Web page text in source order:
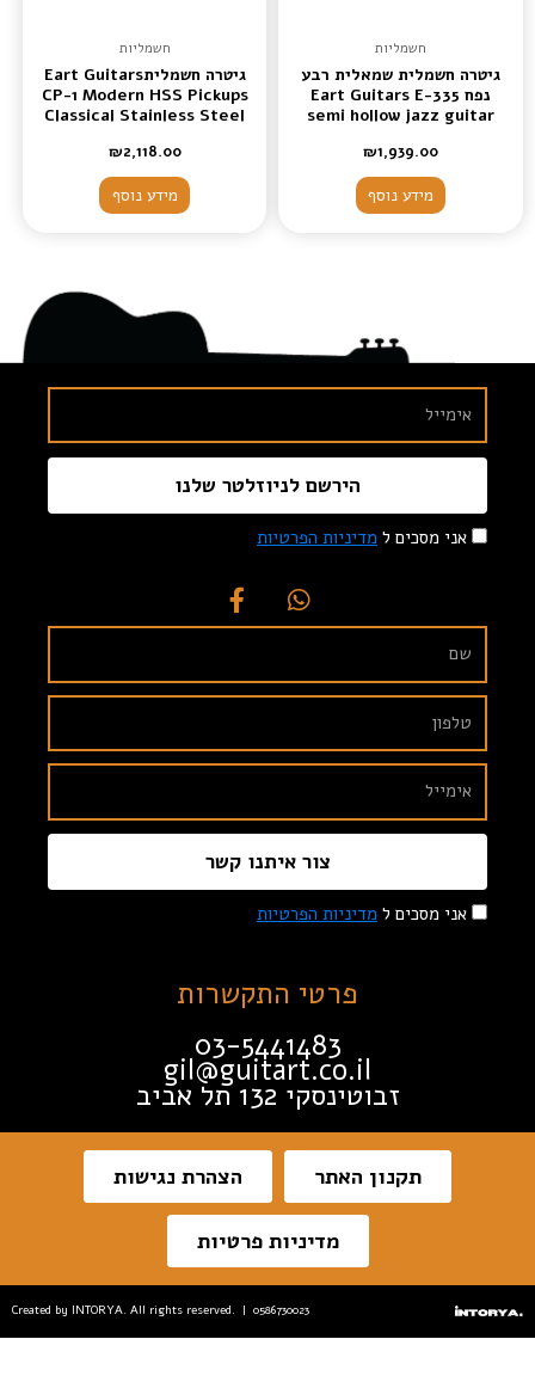
חשמליות
גיטרה חשמלית שמאלית רבע
נפח Eart Guitars E-335
semi hollow jazz guitar
₪1,939.00
מידע נוסף
חשמליות
גיטרה חשמליתEart Guitars
CP-1 Modern HSS Pickups
Classical Stainless Steel
₪2,118.00
מידע נוסף
אני מסכים ל מדיניות הפרטיות
הירשם לניוזלטר שלנו
אני מסכים ל מדיניות הפרטיות
צור איתנו קשר
פרטי התקשרות
03-5441483
gil@guitart.co.il
זבוטינסקי 132 תל אביב
תקנון האתר הצהרת נגישות
מדיניות פרטיות
Created by INTORYA. All rights reserved. | 0586730023